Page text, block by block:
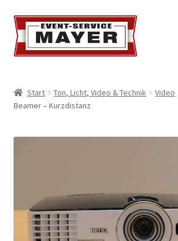
Event-Service
Standort & Öffnungszeiten
Kontakt & Feedback
Impressum
Start Ton, Licht, Video & Technik Video
Beamer – Kurzdistanz